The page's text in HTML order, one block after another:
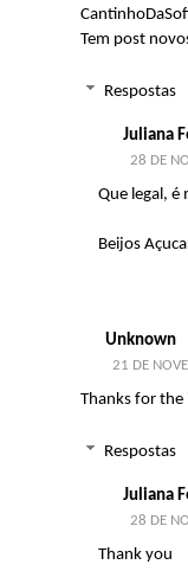
Tem post
Respostas
Juliana
28 DE
Que legal, é
Beijos
Unknown
21 DE
Thanks for the
Respostas
Juliana
28 DE
Thank you